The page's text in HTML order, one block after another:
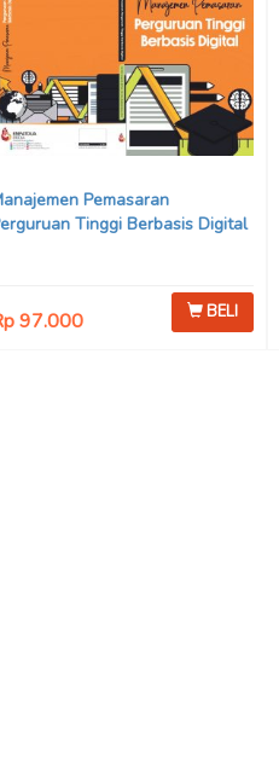
Pemasaran
Tinggi Berbasis Digital
97.000 BELI